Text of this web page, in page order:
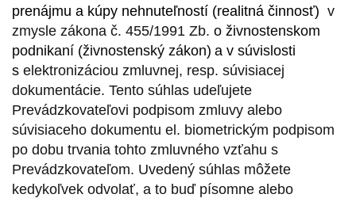
prenájmu a kúpy nehnuteľností (realitná činnosť) v
zmysle zákona č. 455/1991 Zb. o živnostenskom
podnikaní (živnostenský zákon) a v súvislosti
s elektronizáciou zmluvnej, resp. súvisiacej
dokumentácie. Tento súhlas udeľujete
Prevádzkovateľovi podpisom zmluvy alebo
súvisiaceho dokumentu el. biometrickým podpisom
po dobu trvania tohto zmluvného vzťahu s
Prevádzkovateľom. Uvedený súhlas môžete
kedykoľvek odvolať, a to buď písomne alebo